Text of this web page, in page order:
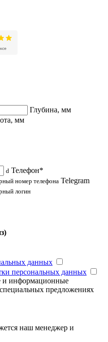
Глубина, мм
мм
d Телефон*
номер телефона Telegram
логин
данных
персональных данных
и информационные
предложениях
наш менеджер и